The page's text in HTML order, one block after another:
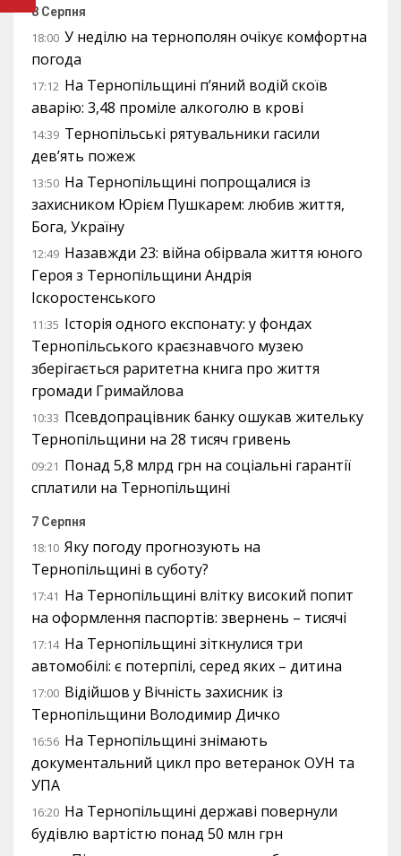
8 Серпня
18:00 У неділю на тернополян очікує комфортна
погода
17:12 На Тернопільщині п’яний водій скоїв
аварію: 3,48 проміле алкоголю в крові
14:39 Тернопільські рятувальники гасили
дев’ять пожеж
13:50 На Тернопільщині попрощалися із
захисником Юрієм Пушкарем: любив життя,
Бога, Україну
12:49 Назавжди 23: війна обірвала життя юного
Героя з Тернопільщини Андрія
Іскоростенського
11:35 Історія одного експонату: у фондах
Тернопільського краєзнавчого музею
зберігається раритетна книга про життя
громади Гримайлова
10:33 Псевдопрацівник банку ошукав жительку
Тернопільщини на 28 тисяч гривень
09:21 Понад 5,8 млрд грн на соціальні гарантії
сплатили на Тернопільщині
7 Серпня
18:10 Яку погоду прогнозують на
Тернопільщині в суботу?
17:41 На Тернопільщині влітку високий попит
на оформлення паспортів: звернень – тисячі
17:14 На Тернопільщині зіткнулися три
автомобілі: є потерпілі, серед яких – дитина
17:00 Відійшов у Вічність захисник із
Тернопільщини Володимир Дичко
16:56 На Тернопільщині знімають
документальний цикл про ветеранок ОУН та
УПА
16:20 На Тернопільщині державі повернули
будівлю вартістю понад 50 млн грн